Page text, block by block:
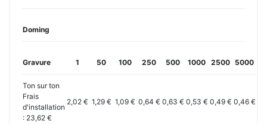
Doming
Gravure 1 50 100 250 500 1000 2500 5000
Ton sur ton
Frais
d'installation
: 23,62 €
2,02 € 1,29 € 1,09 € 0,64 € 0,63 € 0,53 € 0,49 € 0,46 €